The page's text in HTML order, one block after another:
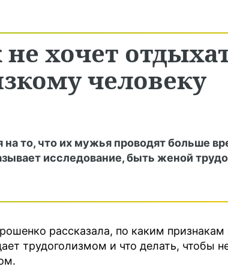
хочет
человеку
то, что их мужья проводят больше
исследование, быть женой
рассказала, по каким
трудоголизмом и что делать, чтобы